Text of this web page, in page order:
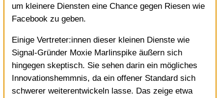
um kleinere Diensten eine Chance gegen Riesen wie
Facebook zu geben.
Einige Vertreter:innen dieser kleinen Dienste wie
Signal-Gründer Moxie Marlinspike äußern sich
hingegen skeptisch. Sie sehen darin ein mögliches
Innovationshemmnis, da ein offener Standard sich
schwerer weiterentwickeln lasse. Das zeige etwa